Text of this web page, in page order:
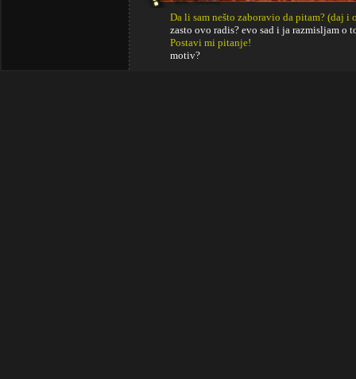
Da li sam nešto zaboravio da pitam? (daj i
zasto ovo radis? evo sad i ja razmisljam o
Postavi mi pitanje!
motiv?